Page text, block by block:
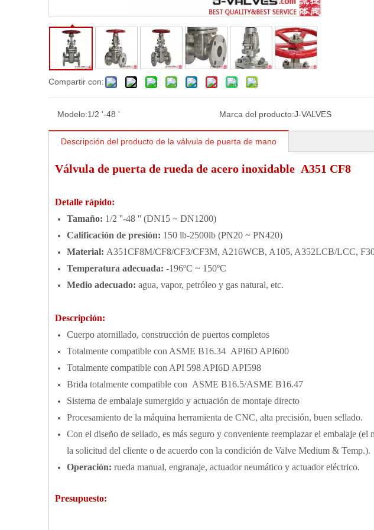
Compartir con:
Modelo:1/2 '-48 ' Marca del producto:J-VALVES
Descripción del producto de la válvula de puerta de mano
Válvula de puerta de rueda de acero inoxidable A351 CF8
Detalle rápido:
Tamaño: 1/2 ''-48 '' (DN15 ~ DN1200)
Calificación de presión: 150 lb-2500lb (PN20 ~ PN420)
Material: A351CF8M/CF8/CF3/CF3M, A216WCB, A105, A352LCB/LCC,
Temperatura adecuada: -196ºC ~ 150ºC
Medio adecuado: agua, vapor, petróleo y gas natural, etc.
Descripción:
Cuerpo atornillado, construcción de puertos completos
Totalmente compatible con ASME B16.34 API6D API600
Totalmente compatible con API 598 API6D API598
Brida totalmente compatible con ASME B16.5/ASME B16.47
Sistema de embalaje sumergido y actuación de montaje directo
Procesamiento de la máquina herramienta de CNC, alta precisión, buen sellado.
Con el diseño de sellado, es más seguro y conveniente reemplazar el embalaje
la solicitud del cliente o de acuerdo con la condición de Valve Medium & Temp.).
Operación: rueda manual, engranaje, actuador neumático y actuador eléctrico.
Presupuesto: